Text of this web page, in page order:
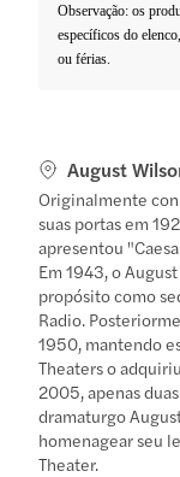
Observação: os
específicos do
ou férias.
August
Originalmente
suas portas em
apresentou
Em 1943, o
propósito como
Radio.
1950, mantendo
Theaters o
2005, apenas
dramaturgo
homenagear seu
Theater.